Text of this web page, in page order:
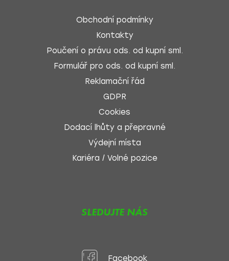
Obchodní podmínky
Kontakty
Poučení o právu ods. od kupní sml.
Formulář pro ods. od kupní sml.
Reklamační řád
GDPR
Cookies
Dodací lhůty a přepravné
Výdejní místa
Kariéra / Volné pozice
SLEDUJTE NÁS
Facebook